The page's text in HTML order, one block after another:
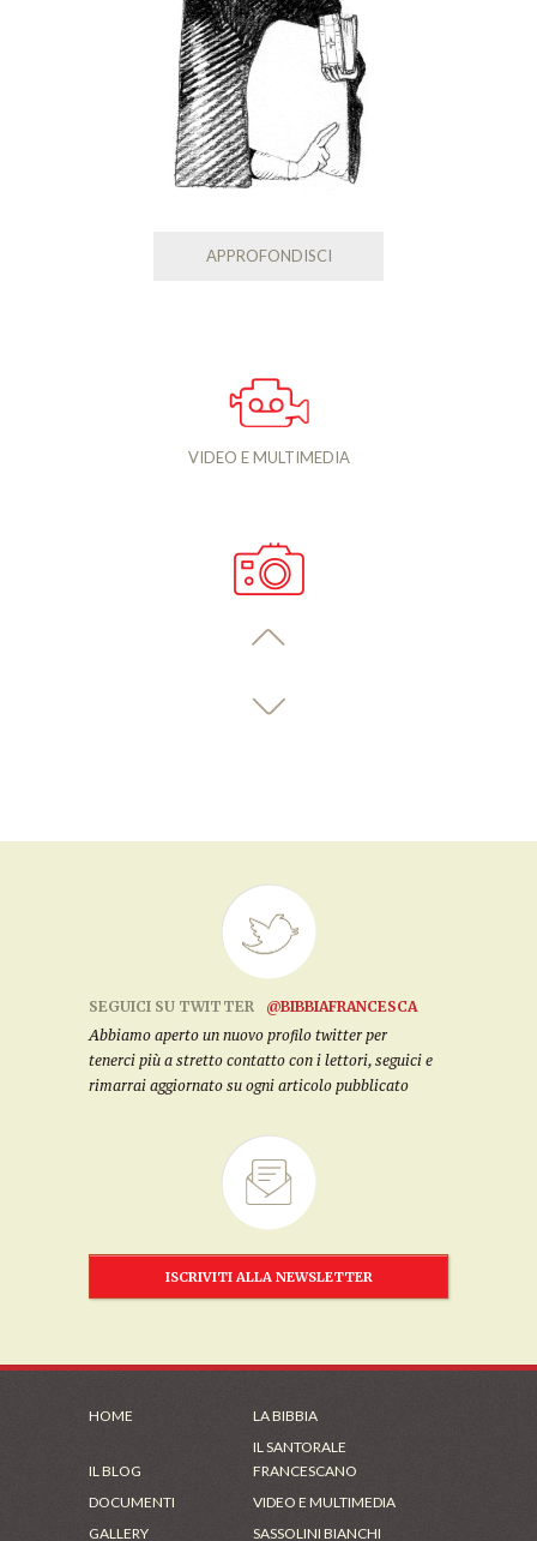
APPROFONDISCI
VIDEO E MULTIMEDIA
SEGUICI SU TWITTER
@BIBBIAFRANCESCA
Abbiamo aperto un nuovo profilo twitter per
tenerci più a stretto contatto con i lettori, seguici e
rimarrai aggiornato su ogni articolo pubblicato
ISCRIVITI ALLA NEWSLETTER
HOME LA BIBBIA
IL BLOG
IL SANTORALE
FRANCESCANO
DOCUMENTI
VIDEO E MULTIMEDIA
GALLERY
SASSOLINI BIANCHI